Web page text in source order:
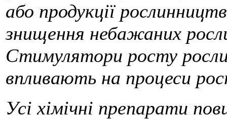
або продукції
знищення небажаних
Стимулятори росту
впливають на процеси
Усі хімічні препарати